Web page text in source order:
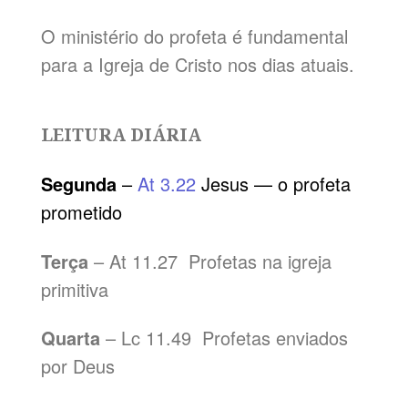
O ministério do profeta é fundamental
para a Igreja de Cristo nos dias atuais.
LEITURA DIÁRIA
Segunda –At 3.22Jesus — o profeta
prometido
Terça – At 11.27 Profetas na igreja
primitiva
Quarta – Lc 11.49 Profetas enviados
por Deus